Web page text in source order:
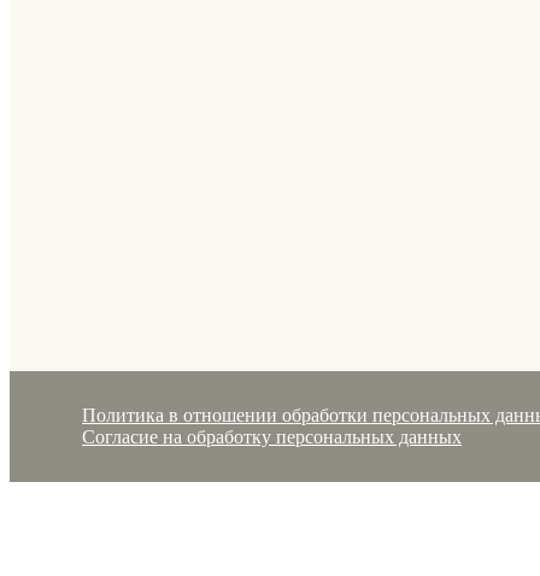
Политика в отношении обработки персональных
Согласие на обработку персональных данных